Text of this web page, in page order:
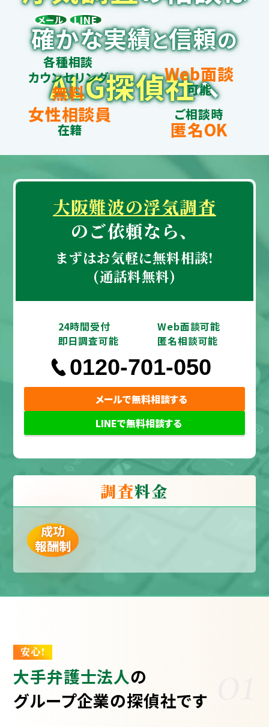
確かな実績と信頼の
ALG探偵社へ
メール LINE
各種相談
カウンセリング
無料
Web面談
可能
女性相談員
在籍
ご相談時
匿名OK
大阪難波の浮気調査
のご依頼なら、
まずはお気軽に無料相談!
(通話料無料)
24時間受付
Web面談可能
即日調査可能
匿名相談可能
0120-701-050
メールで無料相談する
LINEで無料相談する
調査料金
成功
報酬制
安心!
大手弁護士法人の
グループ企業の探偵社です